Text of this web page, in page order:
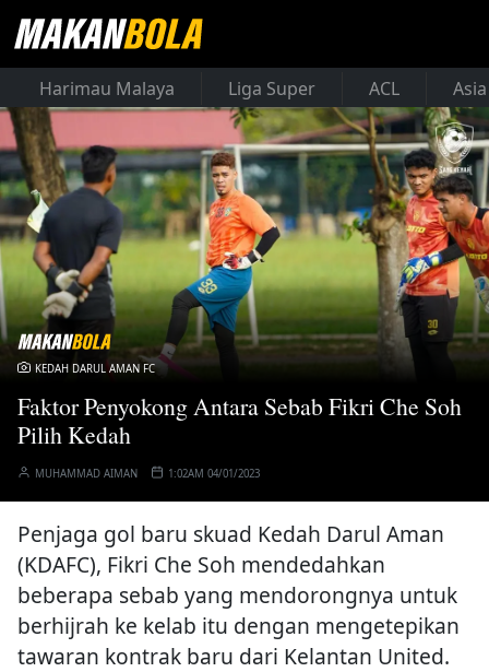
Harimau Malaya Liga Super ACL
KEDAH DARUL AMAN FC
Faktor Penyokong Antara Sebab Fikri Che Soh
Pilih Kedah
MUHAMMAD AIMAN 1:02AM 04/01/2023
Penjaga gol baru skuad Kedah Darul Aman
(KDAFC), Fikri Che Soh mendedahkan
beberapa sebab yang mendorongnya untuk
berhijrah ke kelab itu dengan mengetepikan
tawaran kontrak baru dari Kelantan United.